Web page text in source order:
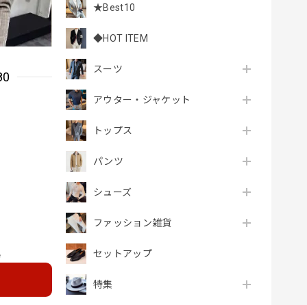
★Best10
◆HOT ITEM
スーツ
アウター・ジャケット
トップス
パンツ
シューズ
ファッション雑貨
セットアップ
特集